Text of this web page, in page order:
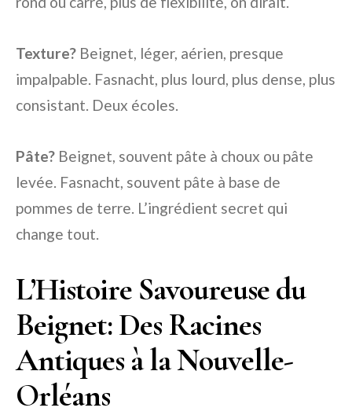
Texture? Beignet, léger, aérien, presque
impalpable. Fasnacht, plus lourd, plus dense, plus
consistant. Deux écoles.
Pâte? Beignet, souvent pâte à choux ou pâte
levée. Fasnacht, souvent pâte à base de
pommes de terre. L’ingrédient secret qui
change tout.
L’Histoire Savoureuse du
Beignet: Des Racines
Antiques à la Nouvelle-
Orléans